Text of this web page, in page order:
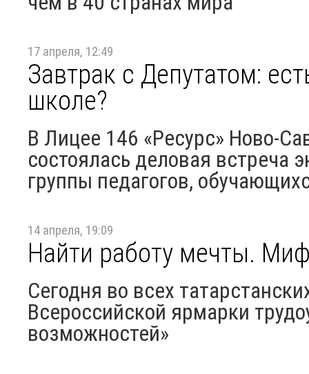
17 апреля, 12:49
Завтрак с Депутатом:
школе?
В Лицее 146 «Ресурс» Ново-
состоялась деловая встреча
группы педагогов,
14 апреля, 19:09
Найти работу мечты.
Сегодня во всех
Всероссийской ярмарки
возможностей»